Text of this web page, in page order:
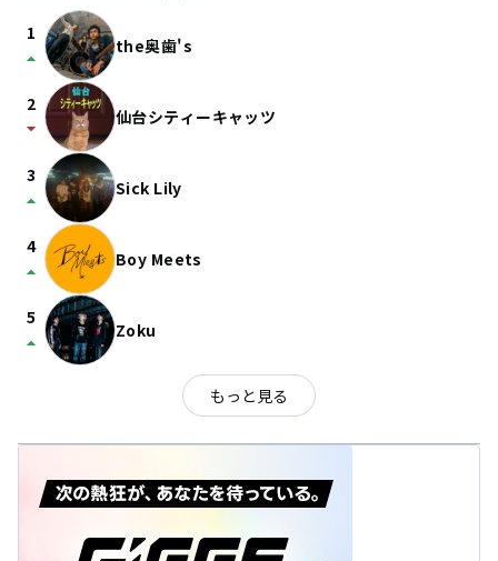
1
arrow_drop_up the奥歯's
2
arrow_drop_down 仙台シティーキャッツ
3
arrow_drop_up Sick Lily
4
arrow_drop_up Boy Meets
5
arrow_drop_up Zoku
もっと見る